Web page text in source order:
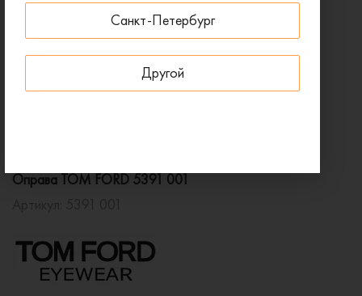
Санкт-Петербург
Другой
Оправа TOM FORD 5391 001